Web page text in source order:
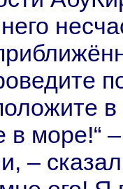
в море!“
–